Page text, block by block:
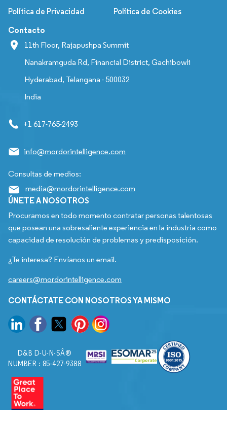
Política de Privacidad Política de Cookies
Contacto
11th Floor, Rajapushpa Summit
Nanakramguda Rd, Financial District, Gachibowli
Hyderabad, Telangana - 500032
India
+1 617-765-2493
info@mordorintelligence.com
Consultas de medios:
media@mordorintelligence.com
ÚNETE A NOSOTROS
Procuramos en todo momento contratar personas talentosas
que posean una sobresaliente experiencia en la industria como
capacidad de resolución de problemas y predisposición.
¿Te interesa? Envíanos un email.
careers@mordorintelligence.com
CONTÁCTATE CON NOSOTROS YA MISMO
D&B D-U-N-SÂ®
NUMBER : 85-427-9388